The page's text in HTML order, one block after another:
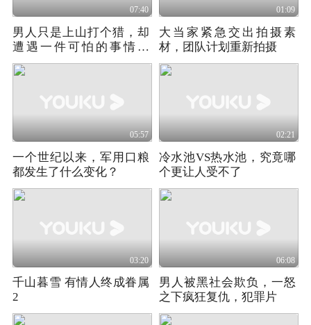
07:40
男人只是上山打个猎，却
遭遇一件可怕的事情！
《即刻求生》
01:09
大当家紧急交出拍摄素
材，团队计划重新拍摄
05:57
一个世纪以来，军用口粮
都发生了什么变化？
02:21
冷水池VS热水池，究竟哪
个更让人受不了
03:20
千山暮雪 有情人终成眷属
2
06:08
男人被黑社会欺负，一怒
之下疯狂复仇，犯罪片